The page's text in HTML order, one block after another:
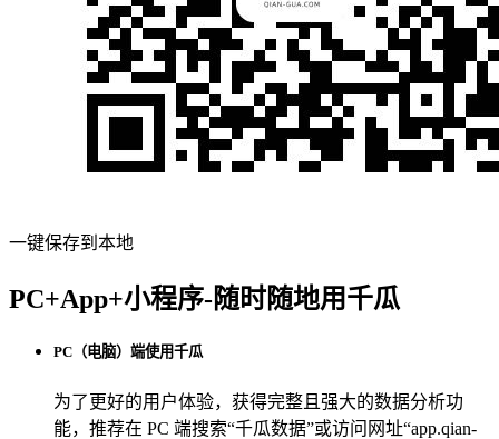
一键保存到本地
PC+App+小程序-随时随地用千瓜
PC（电脑）端使用千瓜
为了更好的用户体验，获得完整且强大的数据分析功
能，推荐在 PC 端搜索“千瓜数据”或访问网址“app.qian-